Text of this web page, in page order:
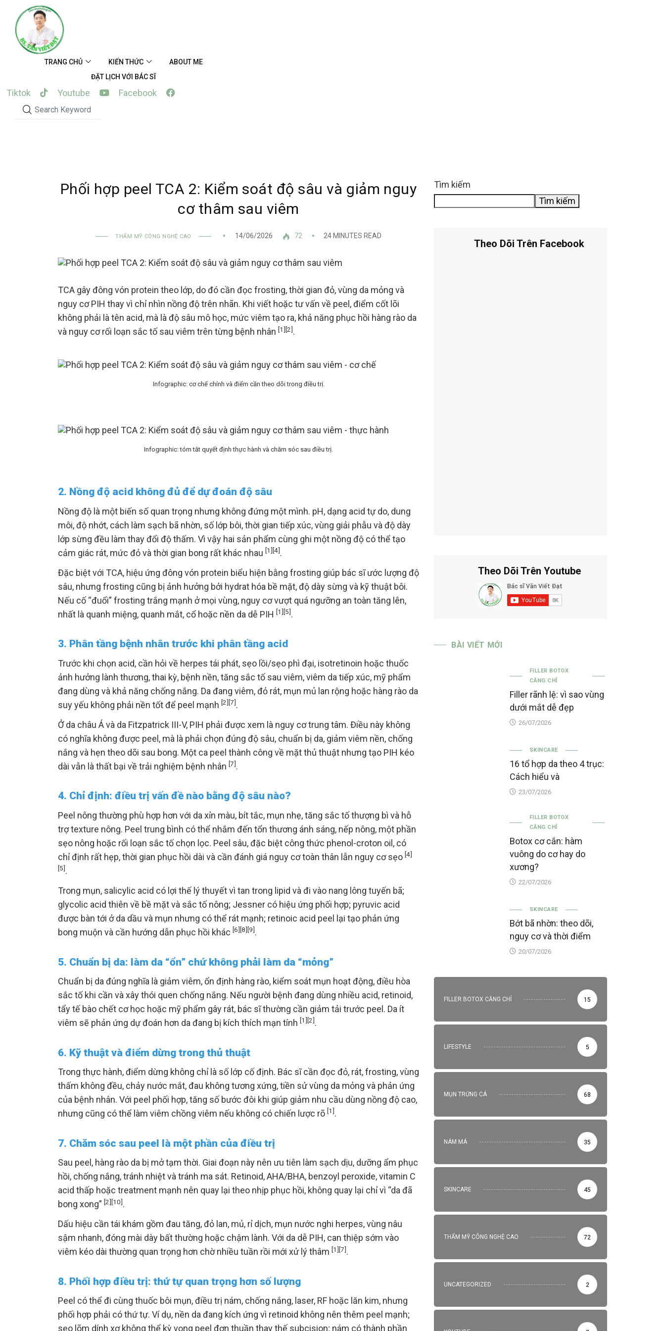
content
TRANG CHỦ KIẾN THỨC
ABOUT ME
ĐẶT LỊCH VỚI BÁC SĨ
Tiktok Youtube Facebook
Phối hợp peel TCA 2: Kiểm soát độ sâu và giảm nguy
cơ thâm sau viêm
THẨM MỸ CÔNG NGHỆ CAO 14/06/2026 72 24 MINUTES READ
TCA gây đông vón protein theo lớp, do đó cần đọc frosting, thời gian đỏ, vùng da mỏng và
nguy cơ PIH thay vì chỉ nhìn nồng độ trên nhãn. Khi viết hoặc tư vấn về peel, điểm cốt lõi
không phải là tên acid, mà là độ sâu mô học, mức viêm tạo ra, khả năng phục hồi hàng rào da
và nguy cơ rối loạn sắc tố sau viêm trên từng bệnh nhân [1][2].
Infographic: cơ chế chính và điểm cần theo dõi trong điều trị.
Infographic: tóm tắt quyết định thực hành và chăm sóc sau điều trị.
2. Nồng độ acid không đủ để dự đoán độ sâu
Nồng độ là một biến số quan trọng nhưng không đứng một mình. pH, dạng acid tự do, dung
môi, độ nhớt, cách làm sạch bã nhờn, số lớp bôi, thời gian tiếp xúc, vùng giải phẫu và độ dày
lớp sừng đều làm thay đổi độ thấm. Vì vậy hai sản phẩm cùng ghi một nồng độ có thể tạo
cảm giác rát, mức đỏ và thời gian bong rất khác nhau [1] [4].
Đặc biệt với TCA, hiệu ứng đông vón protein biểu hiện bằng frosting giúp bác sĩ ước lượng độ
sâu, nhưng frosting cũng bị ảnh hưởng bởi hydrat hóa bề mặt, độ dày sừng và kỹ thuật bôi.
Nếu cố “đuổi” frosting trắng mạnh ở mọi vùng, nguy cơ vượt quá ngưỡng an toàn tăng lên,
nhất là quanh miệng, quanh mắt, cổ hoặc nền da dễ PIH [1] [5].
3. Phân tầng bệnh nhân trước khi phân tầng acid
Trước khi chọn acid, cần hỏi về herpes tái phát, sẹo lồi/sẹo phì đại, isotretinoin hoặc thuốc
ảnh hưởng lành thương, thai kỳ, bệnh nền, tăng sắc tố sau viêm, viêm da tiếp xúc, mỹ phẩm
đang dùng và khả năng chống nắng. Da đang viêm, đỏ rát, mụn mủ lan rộng hoặc hàng rào da
suy yếu không phải nền tốt để peel mạnh [2] [7].
Ở da châu Á và da Fitzpatrick III-V, PIH phải được xem là nguy cơ trung tâm. Điều này không
có nghĩa không được peel, mà là phải chọn đúng độ sâu, chuẩn bị da, giảm viêm nền, chống
nắng và hẹn theo dõi sau bong. Một ca peel thành công về mặt thủ thuật nhưng tạo PIH kéo
dài vẫn là thất bại về trải nghiệm bệnh nhân [7].
4. Chỉ định: điều trị vấn đề nào bằng độ sâu nào?
Peel nông thường phù hợp hơn với da xỉn màu, bít tắc, mụn nhẹ, tăng sắc tố thượng bì và hỗ
trợ texture nông. Peel trung bình có thể nhắm đến tổn thương ánh sáng, nếp nông, một phần
sẹo nông hoặc rối loạn sắc tố chọn lọc. Peel sâu, đặc biệt công thức phenol-croton oil, có
chỉ định rất hẹp, thời gian phục hồi dài và cần đánh giá nguy cơ toàn thân lẫn nguy cơ sẹo [4]
[5].
Trong mụn, salicylic acid có lợi thế lý thuyết vì tan trong lipid và đi vào nang lông tuyến bã;
glycolic acid thiên về bề mặt và sắc tố nông; Jessner có hiệu ứng phối hợp; pyruvic acid
được bàn tới ở da dầu và mụn nhưng có thể rát mạnh; retinoic acid peel lại tạo phản ứng
bong muộn và cần hướng dẫn phục hồi khác [6] [8] [9].
5. Chuẩn bị da: làm da “ổn” chứ không phải làm da “mỏng”
Chuẩn bị da đúng nghĩa là giảm viêm, ổn định hàng rào, kiểm soát mụn hoạt động, điều hòa
sắc tố khi cần và xây thói quen chống nắng. Nếu người bệnh đang dùng nhiều acid, retinoid,
tẩy tế bào chết cơ học hoặc mỹ phẩm gây rát, bác sĩ thường cần giảm tải trước peel. Da ít
viêm sẽ phản ứng dự đoán hơn da đang bị kích thích mạn tính [1] [2].
6. Kỹ thuật và điểm dừng trong thủ thuật
Trong thực hành, điểm dừng không chỉ là số lớp cố định. Bác sĩ cần đọc đỏ, rát, frosting, vùng
thấm không đều, chảy nước mắt, đau không tương xứng, tiền sử vùng da mỏng và phản ứng
của bệnh nhân. Với peel phối hợp, tăng số bước đôi khi giúp giảm nhu cầu dùng nồng độ cao,
nhưng cũng có thể làm viêm chồng viêm nếu không có chiến lược rõ [1].
7. Chăm sóc sau peel là một phần của điều trị
Sau peel, hàng rào da bị mở tạm thời. Giai đoạn này nên ưu tiên làm sạch dịu, dưỡng ẩm phục
hồi, chống nắng, tránh nhiệt và tránh ma sát. Retinoid, AHA/BHA, benzoyl peroxide, vitamin C
acid thấp hoặc treatment mạnh nên quay lại theo nhịp phục hồi, không quay lại chỉ vì “da đã
bong xong” [2][10].
Dấu hiệu cần tái khám gồm đau tăng, đỏ lan, mủ, rỉ dịch, mụn nước nghi herpes, vùng nâu
sậm nhanh, đóng mài dày bất thường hoặc chậm lành. Với da dễ PIH, can thiệp sớm vào
viêm kéo dài thường quan trọng hơn chờ nhiều tuần rồi mới xử lý thâm [1][7].
8. Phối hợp điều trị: thứ tự quan trọng hơn số lượng
Peel có thể đi cùng thuốc bôi mụn, điều trị nám, chống nắng, laser, RF hoặc lăn kim, nhưng
phối hợp phải có thứ tự. Ví dụ, nền da đang kích ứng vì retinoid không nên thêm peel mạnh;
sẹo lõm dính xơ không thể kỳ vọng peel đơn thuần thay thế subcision; nám có thành phần
Tìm kiếm
Tìm kiếm
Theo Dõi Trên Facebook
Theo Dõi Trên Youtube
BÀI VIẾT MỚI
FILLER BOTOX
CĂNG CHỈ
Filler rãnh lệ: vì sao vùng
dưới mắt dễ đẹp
26/07/2026
SKINCARE
16 tổ hợp da theo 4 trục:
Cách hiểu và
23/07/2026
FILLER BOTOX
CĂNG CHỈ
Botox cơ cắn: hàm
vuông do cơ hay do
xương?
22/07/2026
SKINCARE
Bớt bã nhờn: theo dõi,
nguy cơ và thời điểm
20/07/2026
FILLER BOTOX CĂNG CHỈ 15
LIFESTYLE 5
MỤN TRỨNG CÁ 68
NÁM MÁ 35
SKINCARE 45
THẨM MỸ CÔNG NGHỆ CAO 72
UNCATEGORIZED 2